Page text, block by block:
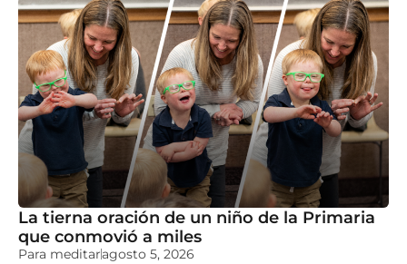
La tierna oración de un niño de la Primaria
que conmovió a miles
Para meditaragosto 5, 2026